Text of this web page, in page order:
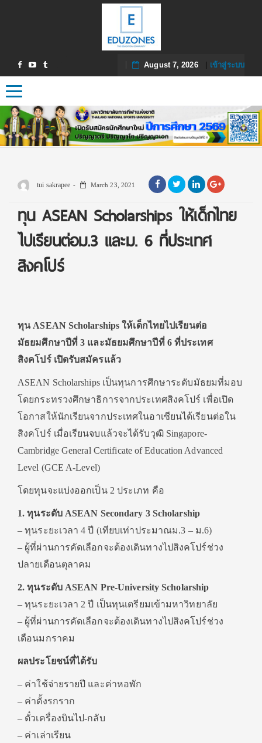
August 7, 2026| เข้าสู่ระบบ
Toggle navigation
tui sakrapee March 23, 2021
ทุน ASEAN Scholarships ให้เด็กไทย
ไปเรียนต่อม.3 และม. 6 ที่ประเทศ
สิงคโปร์
ทุน ASEAN Scholarships ให้เด็กไทยไปเรียนต่อ
มัธยมศึกษาปีที่ 3 และมัธยมศึกษาปีที่ 6 ที่ประเทศ
สิงคโปร์ เปิดรับสมัครแล้ว
ASEAN Scholarships เป็นทุนการศึกษาระดับมัธยมที่มอบ
โดยกระทรวงศึกษาธิการจากประเทศสิงคโปร์ เพื่อเปิด
โอกาสให้นักเรียนจากประเทศในอาเซียนได้เรียนต่อใน
สิงคโปร์ เมื่อเรียนจบแล้วจะได้รับวุฒิ Singapore-
Cambridge General Certificate of Education Advanced
Level (GCE A-Level)
โดยทุนจะแบ่งออกเป็น 2 ประเภท คือ
1. ทุนระดับ ASEAN Secondary 3 Scholarship
– ทุนระยะเวลา 4 ปี (เทียบเท่าประมาณม.3 – ม.6)
– ผู้ที่ผ่านการคัดเลือกจะต้องเดินทางไปสิงคโปร์ช่วง
ปลายเดือนตุลาคม
2. ทุนระดับ ASEAN Pre-University Scholarship
– ทุนระยะเวลา 2 ปี เป็นทุนเตรียมเข้ามหาวิทยาลัย
– ผู้ที่ผ่านการคัดเลือกจะต้องเดินทางไปสิงคโปร์ช่วง
เดือนมกราคม
ผลประโยชน์ที่ได้รับ
– ค่าใช้จ่ายรายปี และค่าหอพัก
– ค่าตั้งรกราก
– ตั๋วเครื่องบินไป-กลับ
– ค่าเล่าเรียน